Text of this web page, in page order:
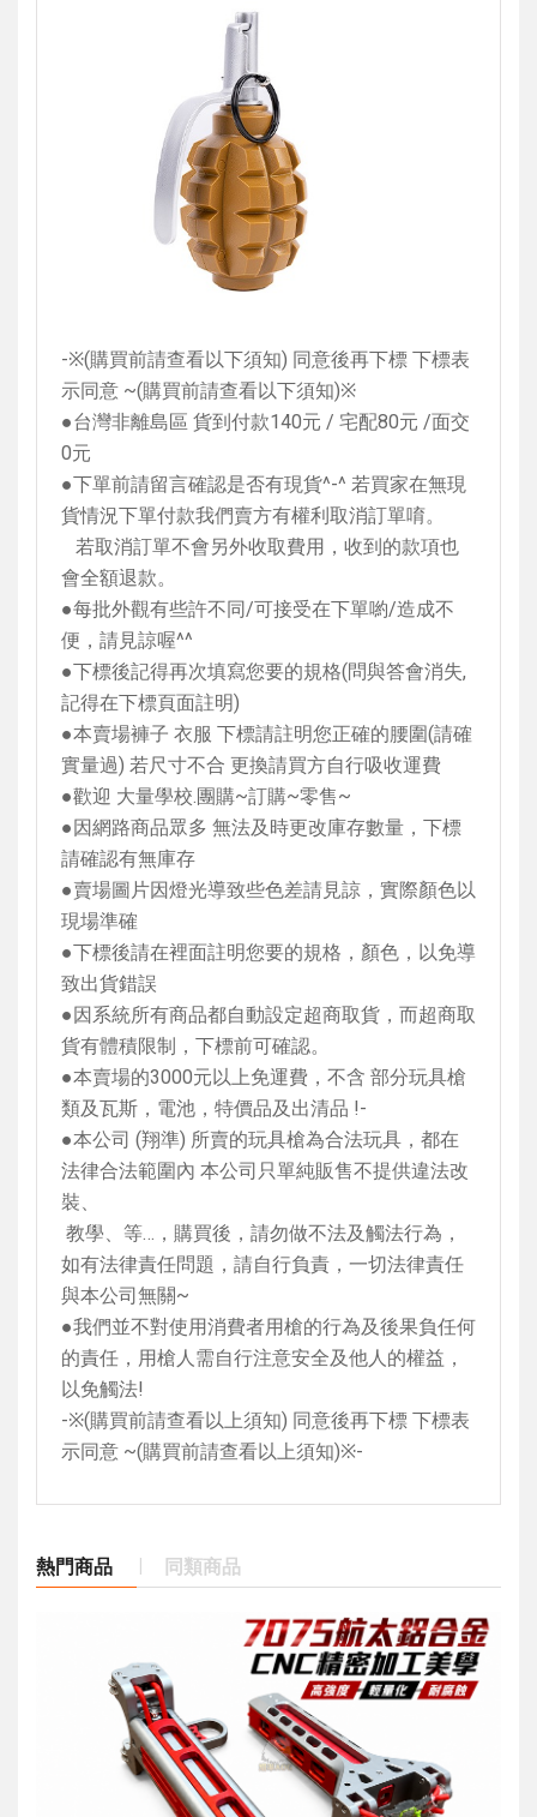
-※(購買前請查看以下須知) 同意後再下標 下標表
示同意 ~(購買前請查看以下須知)※
●台灣非離島區 貨到付款140元 / 宅配80元 /面交
0元
●下單前請留言確認是否有現貨^-^ 若買家在無現
貨情況下單付款我們賣方有權利取消訂單唷。
若取消訂單不會另外收取費用，收到的款項也
會全額退款。
●每批外觀有些許不同/可接受在下單喲/造成不
便，請見諒喔^^
●下標後記得再次填寫您要的規格(問與答會消失,
記得在下標頁面註明)
●本賣場褲子 衣服 下標請註明您正確的腰圍(請確
實量過) 若尺寸不合 更換請買方自行吸收運費
●歡迎 大量學校.團購~訂購~零售~
●因網路商品眾多 無法及時更改庫存數量，下標
請確認有無庫存
●賣場圖片因燈光導致些色差請見諒，實際顏色以
現場準確
●下標後請在裡面註明您要的規格，顏色，以免導
致出貨錯誤
●因系統所有商品都自動設定超商取貨，而超商取
貨有體積限制，下標前可確認。
●本賣場的3000元以上免運費，不含 部分玩具槍
類及瓦斯，電池，特價品及出清品 !-
●本公司 (翔準) 所賣的玩具槍為合法玩具，都在
法律合法範圍內 本公司只單純販售不提供違法改
裝、
教學、等…，購買後，請勿做不法及觸法行為，
如有法律責任問題，請自行負責，一切法律責任
與本公司無關~
●我們並不對使用消費者用槍的行為及後果負任何
的責任，用槍人需自行注意安全及他人的權益，
以免觸法!
-※(購買前請查看以上須知) 同意後再下標 下標表
示同意 ~(購買前請查看以上須知)※-
熱門商品 同類商品